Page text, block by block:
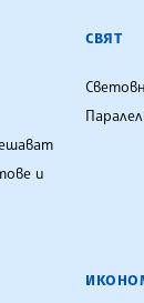
и
СВЯТ